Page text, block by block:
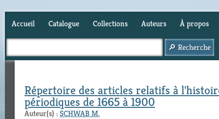
Accueil Catalogue Collections Auteurs À propos
Répertoire des articles relatifs à
périodiques de 1665 à 1900
Auteur(s) :SCHWAB M.